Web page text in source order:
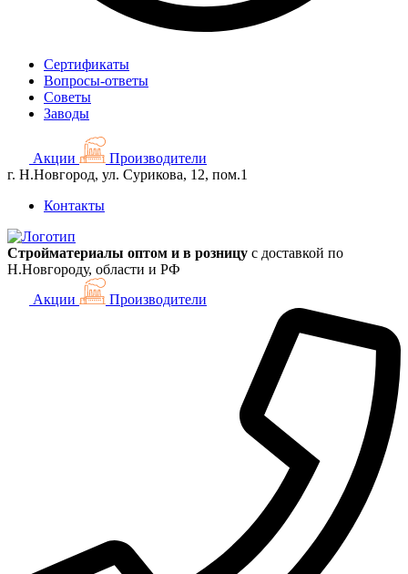
Сертификаты
Вопросы-ответы
Советы
Заводы
Акции
Производители
г. Н.Новгород, ул. Сурикова, 12, пом.1
Контакты
Стройматериалы оптом и в розницу с доставкой по
Н.Новгороду, области и РФ
Акции
Производители